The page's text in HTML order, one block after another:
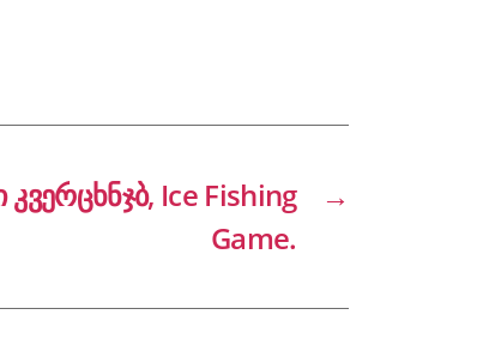
→
Ice Fishing
Game.